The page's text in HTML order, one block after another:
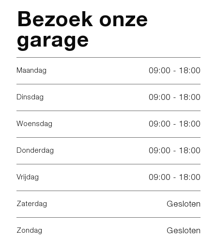
Bezoek onze
garage
Maandag 09:00 - 18:00
Dinsdag 09:00 - 18:00
Woensdag 09:00 - 18:00
Donderdag 09:00 - 18:00
Vrijdag 09:00 - 18:00
Zaterdag Gesloten
Zondag Gesloten